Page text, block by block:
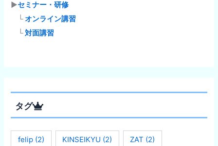
▶セミナー・研修
└オンライン講習
└対面講習
タグ
felip (2) KINSEIKYU (2) ZAT (2)